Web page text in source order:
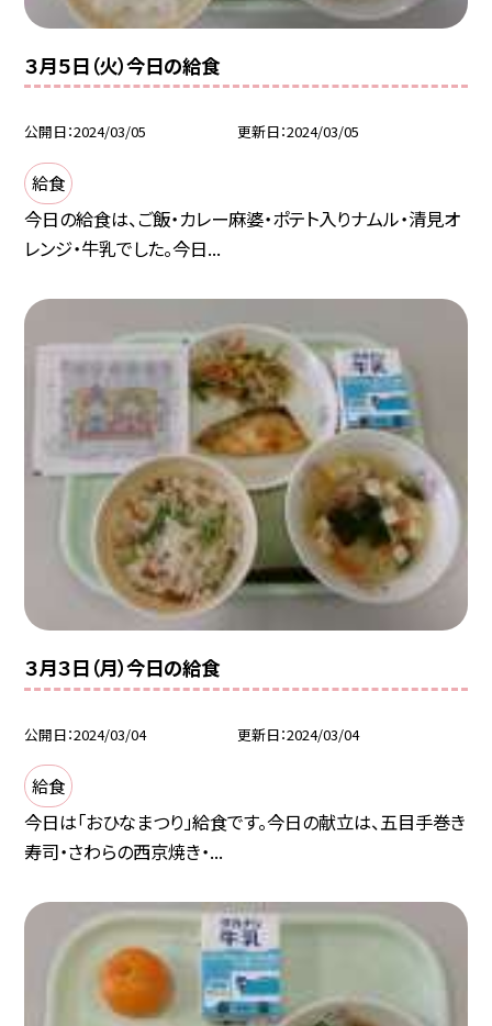
３月５日（火）今日の給食
公開日 2024/03/05 更新日 2024/03/05
給食
今日の給食は、ご飯・カレー麻婆・ポテト入りナムル・清見オ
レンジ・牛乳でした。今日...
３月３日（月）今日の給食
公開日 2024/03/04 更新日 2024/03/04
給食
今日は「おひなまつり」給食です。今日の献立は、五目手巻き
寿司・さわらの西京焼き・...